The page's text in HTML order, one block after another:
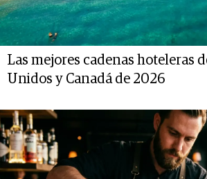
Las mejores cadenas hoteleras
Unidos y Canadá de 2026